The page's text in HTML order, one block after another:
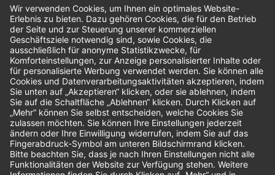
Bestellungen
Sendung verfolgen
Geprüfter Shop